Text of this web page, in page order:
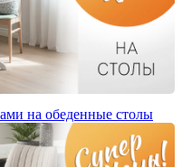
на обеденные столы